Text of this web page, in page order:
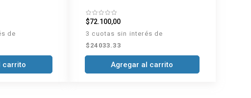
de
carrito
$72.100,00
3 cuotas sin interés de
$24033.33
Agregar al carrito